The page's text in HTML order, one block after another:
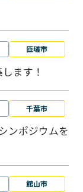
匝瑳市
ます！
千葉市
ンポジウムを
館山市